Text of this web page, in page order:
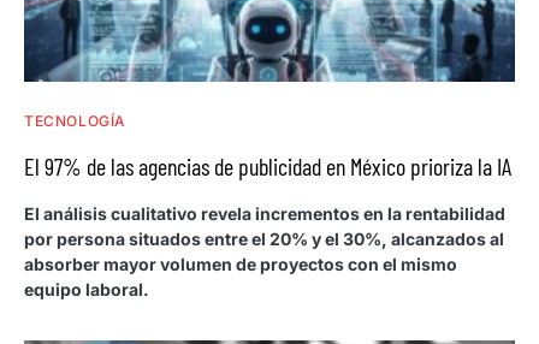
TECNOLOGÍA
El 97% de las agencias de publicidad en México prioriza la IA
El análisis cualitativo revela incrementos en la rentabilidad
por persona situados entre el 20% y el 30%, alcanzados al
absorber mayor volumen de proyectos con el mismo
equipo laboral.